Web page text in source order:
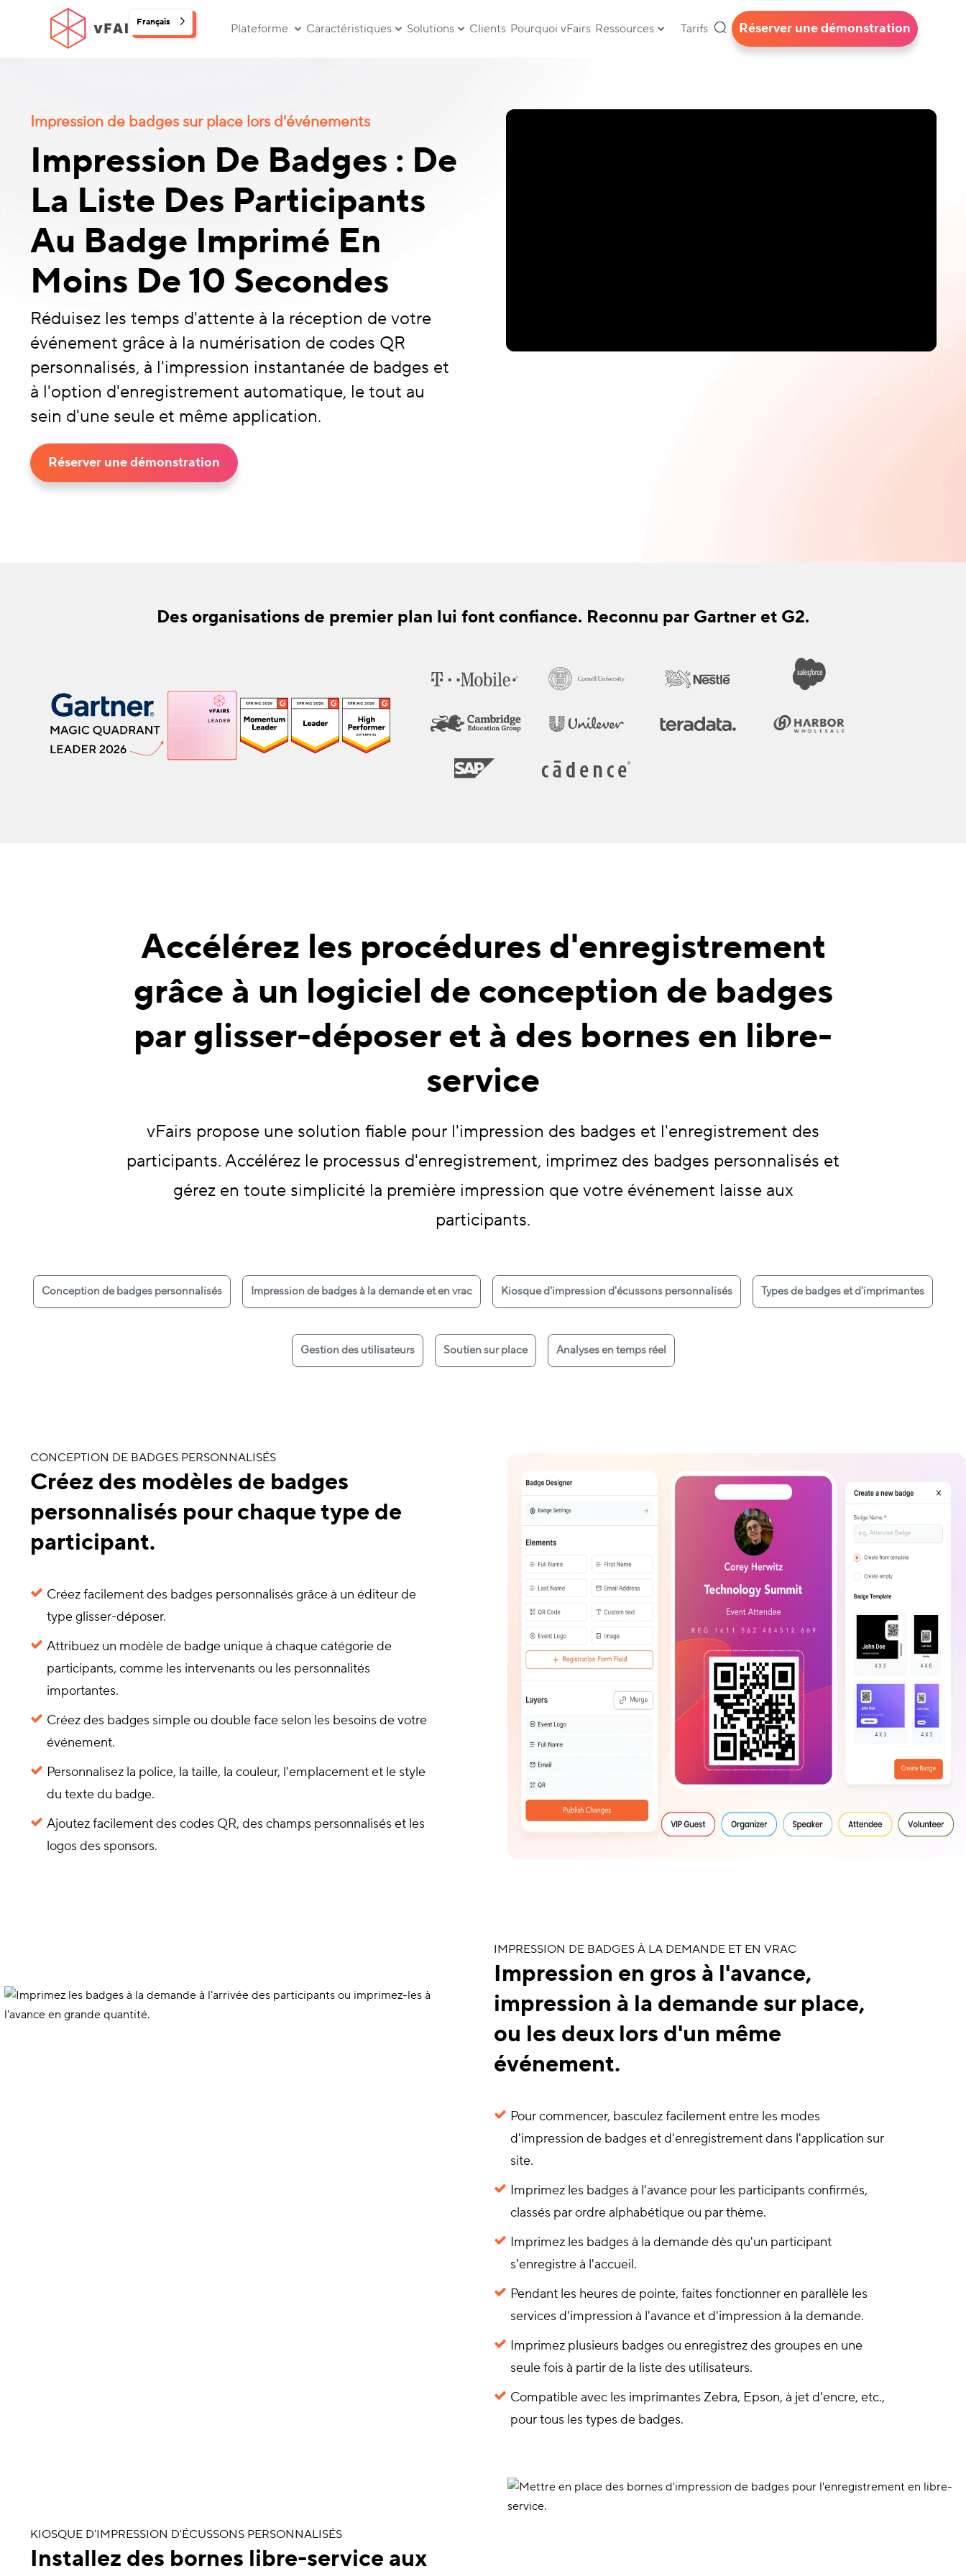
Français Plateforme Caractéristiques Solutions Clients Pourquoi vFairs Ressources Tarifs Réserver une démonstration
Impression de badges sur place lors d'événements
Impression De Badges : De
La Liste Des Participants
Au Badge Imprimé En
Moins De 10 Secondes
Réduisez les temps d'attente à la réception de votre
événement grâce à la numérisation de codes QR
personnalisés, à l'impression instantanée de badges et
à l'option d'enregistrement automatique, le tout au
sein d'une seule et même application.
Réserver une démonstration
Des organisations de premier plan lui font confiance. Reconnu par Gartner et G2.
Accélérez les procédures d'enregistrement
grâce à un logiciel de conception de badges
par glisser-déposer et à des bornes en libre-
service
vFairs propose une solution fiable pour l'impression des badges et l'enregistrement des
participants. Accélérez le processus d'enregistrement, imprimez des badges personnalisés et
gérez en toute simplicité la première impression que votre événement laisse aux
participants.
Conception de badges personnalisés Impression de badges à la demande et en vrac Kiosque d'impression d'écussons personnalisés Types de badges et d'imprimantes
Gestion des utilisateurs Soutien sur place Analyses en temps réel
CONCEPTION DE BADGES PERSONNALISÉS
Créez des modèles de badges
personnalisés pour chaque type de
participant.
Créez facilement des badges personnalisés grâce à un éditeur de
type glisser-déposer.
Attribuez un modèle de badge unique à chaque catégorie de
participants, comme les intervenants ou les personnalités
importantes.
Créez des badges simple ou double face selon les besoins de votre
événement.
Personnalisez la police, la taille, la couleur, l'emplacement et le style
du texte du badge.
Ajoutez facilement des codes QR, des champs personnalisés et les
logos des sponsors.
IMPRESSION DE BADGES À LA DEMANDE ET EN VRAC
Impression en gros à l'avance,
impression à la demande sur place,
ou les deux lors d'un même
événement.
Pour commencer, basculez facilement entre les modes
d'impression de badges et d'enregistrement dans l'application sur
site.
Imprimez les badges à l'avance pour les participants confirmés,
classés par ordre alphabétique ou par thème.
Imprimez les badges à la demande dès qu'un participant
s'enregistre à l'accueil.
Pendant les heures de pointe, faites fonctionner en parallèle les
services d'impression à l'avance et d'impression à la demande.
Imprimez plusieurs badges ou enregistrez des groupes en une
seule fois à partir de la liste des utilisateurs.
Compatible avec les imprimantes Zebra, Epson, à jet d'encre, etc.,
pour tous les types de badges.
KIOSQUE D'IMPRESSION D'ÉCUSSONS PERSONNALISÉS
Installez des bornes libre-service aux